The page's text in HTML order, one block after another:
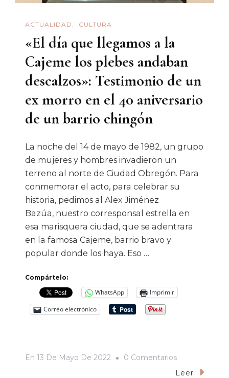
ACTUALIDAD CULTURA
«El día que llegamos a la
Cajeme los plebes andaban
descalzos»: Testimonio de un
ex morro en el 40 aniversario
de un barrio chingón
La noche del 14 de mayo de 1982, un grupo
de mujeres y hombres invadieron un
terreno al norte de Ciudad Obregón. Para
conmemorar el acto, para celebrar su
historia, pedimos al Alex Jiménez
Bazúa, nuestro corresponsal estrella en
esa marisquera ciudad, que se adentrara
en la famosa Cajeme, barrio bravo y
popular donde los haya. Eso …
Compártelo:
WhatsApp
Imprimir
Correo electrónico
En 13 De Mayo De 2022 0 ComentariosEn
«El
Leer